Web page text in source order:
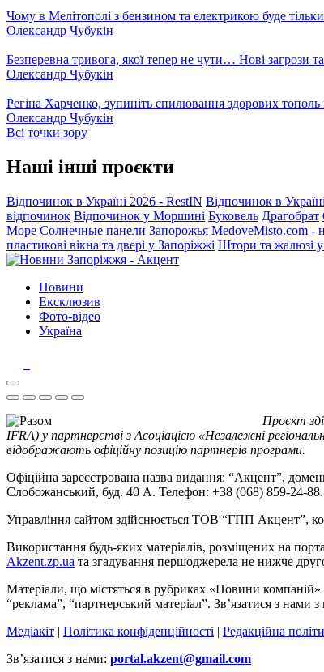
Чому в Мелітополі з бензином та електрикою буде
Олександр Чубукін
Безперевна тривога, якої тепер не чути… Нові загрози
Олександр Чубукін
Регіна Харченко, зупиніть спилювання здорових тополь
Олександр Чубукін
Всі точки зору
Наші інші проєкти
Відпочинок в Україні 2026 - RestIN Відпочинок в
відпочинок Відпочинок у Моршині Буковель Драгобрат
Море Солнечные панели Запорожья MedoveMisto.com -
пластикові вікна та двері у Запоріжжі Штори та жалюзі у
Новини
Ексклюзив
Фото-відео
Україна
Проєкт
IFRA) у партнерстві з Асоціацією «Незалежні
відображають офіційну позицію партнерів програми.
Офіційна зареєстрована назва видання: “Акцент”,
Слобожанський, буд. 40 А. Телефон: +38 (068) 859-24-
Управління сайтом здійснюється ТОВ “ГПП Акцент”,
Використання будь-яких матеріалів, розміщених на
Akzent.zp.ua та згадування першоджерела не нижче
Матеріали, що містяться в рубриках «Новини
“реклама”, “партнерський матеріал”. Зв’язатися з нами
Медіакіт | Політика конфіденційності | Редакційна
Зв’язатися з нами: portal.akzent@gmail.com